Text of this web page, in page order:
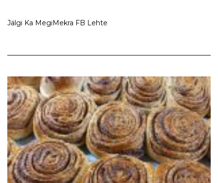
Jälgi Ka MegiMekra FB Lehte